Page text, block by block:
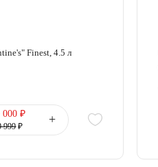
Finest, 4.5 л
000 ₽
999₽
+